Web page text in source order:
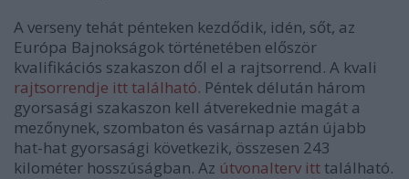
A verseny tehát pénteken kezdődik, idén, sőt, az
Európa Bajnokságok történetében először
kvalifikációs szakaszon dől el a rajtsorrend. A kvali
rajtsorrendje itt található. Péntek délután három
gyorsasági szakaszon kell átverekednie magát a
mezőnynek, szombaton és vasárnap aztán újabb
hat-hat gyorsasági következik, összesen 243
kilométer hosszúságban. Az útvonalterv itt található.